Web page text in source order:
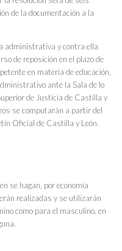
de la documentación a la
administrativa y contra ella
de reposición en el plazo de
en materia de educación,
ante la Sala de lo
de Justicia de Castilla y
se computarán a partir del
Oficial de Castilla y León.
se hagan, por economía
realizadas y se utilizarán
como para el masculino, en